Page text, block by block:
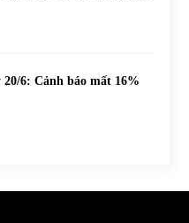
6: Cảnh báo mất 16%